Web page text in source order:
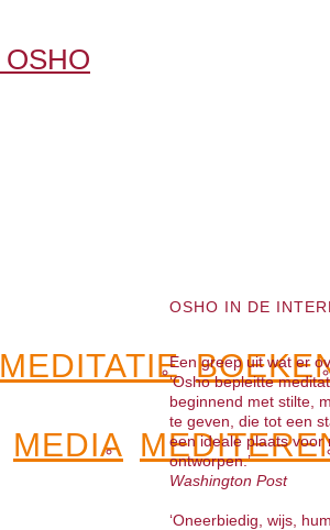
MEDITATIE
MEDIA
OSHO IN DE
Een greep uit wat er
‘Osho bepleitte
beginnend met stilte,
te geven, die tot een
een ideale plaats voor
ontworpen.’
Washington Post
‘Oneerbiedig, wijs,